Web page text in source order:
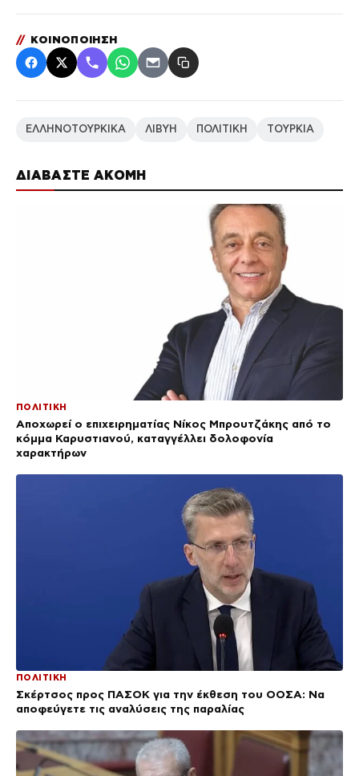
ΔΙΑΒΑΣΤΕ ΑΚΟΜΗ
ΠΟΛΙΤΙΚΗ
Αποχωρεί ο επιχειρηματίας Νίκος Μπρουτζάκης από το
κόμμα Καρυστιανού, καταγγέλλει δολοφονία
χαρακτήρων
ΠΟΛΙΤΙΚΗ
Σκέρτσος προς ΠΑΣΟΚ για την έκθεση του ΟΟΣΑ: Να
αποφεύγετε τις αναλύσεις της παραλίας
// ΚΟΙΝΟΠΟΙΗΣΗ
ΕΛΛΗΝΟΤΟΥΡΚΙΚΑ ΛΙΒΥΗ ΠΟΛΙΤΙΚΗ ΤΟΥΡΚΙΑ